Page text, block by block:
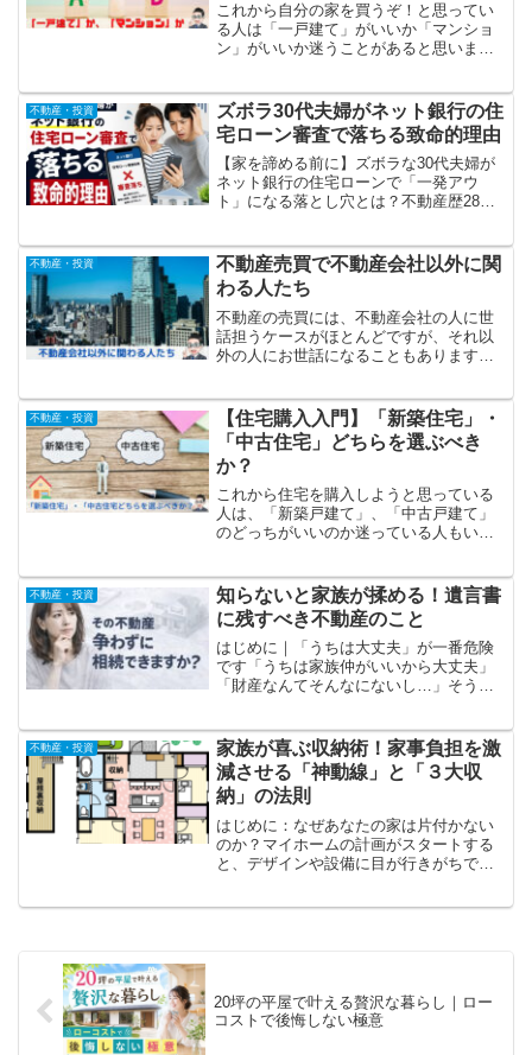
これから自分の家を買うぞ！と思ってい
る人は「一戸建て」がいいか「マンショ
ン」がいいか迷うことがあると思いま
分の人生設計や通勤通学の利便性などを
考慮して選ぶようにしましょう。
不動産・投資
ズボラ30代夫婦がネット銀行の住
宅ローン審査で落ちる致命的理由
【家を諦める前に】ズボラな30代夫婦が
ネット銀行の住宅ローンで「一発アウ
ト」になる落とし穴とは？不動産歴28年
秒判定を。
不動産・投資
不動産売買で不動産会社以外に関
わる人たち
不動産の売買には、不動産会社の人に世
話担うケースがほとんどですが、それ以
外の人にお世話になることもあります。
お世話になるのかこの記事では紹介して
いきます。
不動産・投資
【住宅購入入門】「新築住宅」・
「中古住宅」どちらを選ぶべき
か？
これから住宅を購入しようと思っている
人は、「新築戸建て」、「中古戸建て」
のどっちがいいのか迷っている人もいら
メリット、デメリットについてお話して
います。どちらを選んだらいいか悩んで
いる人は参考にしてくださいい
不動産・投資
知らないと家族が揉める！遺言書
に残すべき不動産のこと
はじめに｜「うちは大丈夫」が一番危険
です「うちは家族仲がいいから大丈夫」
「財産なんてそんなにないし…」そう思
トラブルの約8割は“遺言書がなかった家
庭”で起きています。特...
不動産・投資
家族が喜ぶ収納術！家事負担を激
減させる「神動線」と「３大収
納」の法則
はじめに：なぜあなたの家は片付かない
のか？マイホームの計画がスタートする
と、デザインや設備に目が行きがちです
20坪の平屋で叶える贅沢な暮らし｜ロー
コストで後悔しない極意